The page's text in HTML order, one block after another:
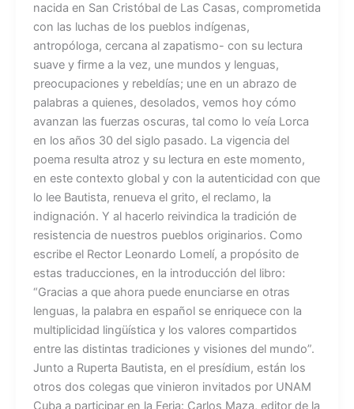
nacida en San Cristóbal de Las Casas, comprometida
con las luchas de los pueblos indígenas,
antropóloga, cercana al zapatismo- con su lectura
suave y firme a la vez, une mundos y lenguas,
preocupaciones y rebeldías; une en un abrazo de
palabras a quienes, desolados, vemos hoy cómo
avanzan las fuerzas oscuras, tal como lo veía Lorca
en los años 30 del siglo pasado. La vigencia del
poema resulta atroz y su lectura en este momento,
en este contexto global y con la autenticidad con que
lo lee Bautista, renueva el grito, el reclamo, la
indignación. Y al hacerlo reivindica la tradición de
resistencia de nuestros pueblos originarios. Como
escribe el Rector Leonardo Lomelí, a propósito de
estas traducciones, en la introducción del libro:
“Gracias a que ahora puede enunciarse en otras
lenguas, la palabra en español se enriquece con la
multiplicidad lingüística y los valores compartidos
entre las distintas tradiciones y visiones del mundo”.
Junto a Ruperta Bautista, en el presídium, están los
otros dos colegas que vinieron invitados por UNAM
Cuba a participar en la Feria: Carlos Maza, editor de la